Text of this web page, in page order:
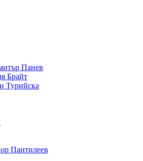
Панев
Брайт
Турийска
Пантилеев